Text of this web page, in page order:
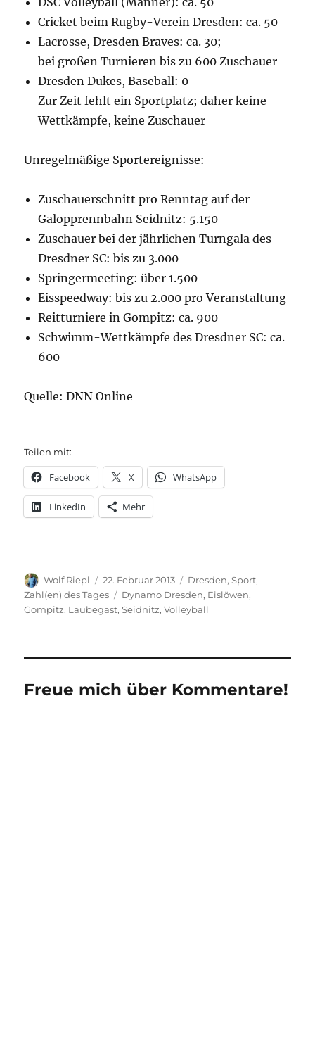
Cricket beim Rugby-Verein Dresden: ca. 50
Lacrosse, Dresden Braves: ca. 30;
bei großen Turnieren bis zu 600 Zuschauer
Dresden Dukes, Baseball: 0
Zur Zeit fehlt ein Sportplatz; daher keine
Wettkämpfe, keine Zuschauer
Unregelmäßige Sportereignisse:
Zuschauerschnitt pro Renntag auf der
Galopprennbahn Seidnitz: 5.150
Zuschauer bei der jährlichen Turngala des
Dresdner SC: bis zu 3.000
Springermeeting: über 1.500
Eisspeedway: bis zu 2.000 pro Veranstaltung
Reitturniere in Gompitz: ca. 900
Schwimm-Wettkämpfe des Dresdner SC: ca.
600
Quelle: DNN Online
Teilen mit:
Facebook X WhatsApp
LinkedIn Mehr
Autor
Wolf Riepl
Veröffentlicht
am
22. Februar 2013 Kategorien
Dresden,Sport,
Zahl(en) des Tages
Schlagwörter
Dynamo Dresden, Eislöwen,
Gompitz, Laubegast,Seidnitz,Volleyball
Freue mich über Kommentare!